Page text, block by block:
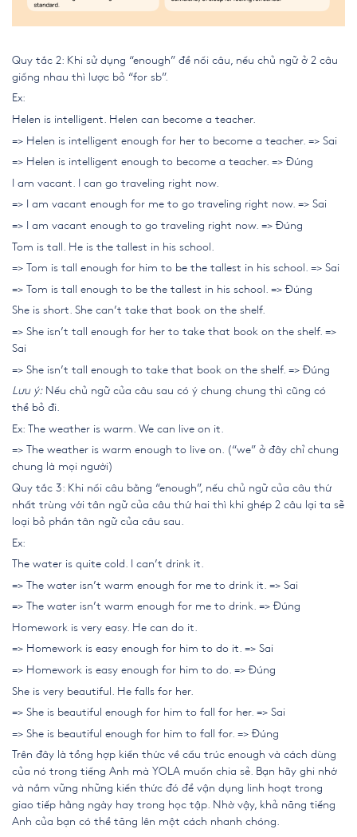
Quy tắc 2: Khi sử dụng “enough” để nối câu, nếu chủ ngữ ở 2 câu
giống nhau thì lược bỏ “for sb”.
Ex:
Helen is intelligent. Helen can become a teacher.
=> Helen is intelligent enough for her to become a teacher. => Sai
=> Helen is intelligent enough to become a teacher. => Đúng
I am vacant. I can go traveling right now.
=> I am vacant enough for me to go traveling right now. => Sai
=> I am vacant enough to go traveling right now. => Đúng
Tom is tall. He is the tallest in his school.
=> Tom is tall enough for him to be the tallest in his school. => Sai
=> Tom is tall enough to be the tallest in his school. => Đúng
She is short. She can’t take that book on the shelf.
=> She isn’t tall enough for her to take that book on the shelf. =>
Sai
=> She isn’t tall enough to take that book on the shelf. => Đúng
Lưu ý:Nếu chủ ngữ của câu sau có ý chung chung thì cũng có
thể bỏ đi.
Ex: The weather is warm. We can live on it.
=> The weather is warm enough to live on. (“we” ở đây chỉ chung
chung là mọi người)
Quy tắc 3: Khi nối câu bằng “enough”, nếu chủ ngữ của câu thứ
nhất trùng với tân ngữ của câu thứ hai thì khi ghép 2 câu lại ta sẽ
loại bỏ phần tân ngữ của câu sau.
Ex:
The water is quite cold. I can’t drink it.
=> The water isn’t warm enough for me to drink it. => Sai
=> The water isn’t warm enough for me to drink. => Đúng
Homework is very easy. He can do it.
=> Homework is easy enough for him to do it. => Sai
=> Homework is easy enough for him to do. => Đúng
She is very beautiful. He falls for her.
=> She is beautiful enough for him to fall for her. => Sai
=> She is beautiful enough for him to fall for. => Đúng
Trên đây là tổng hợp kiến thức về cấu trúc enough và cách dùng
của nó trong tiếng Anh mà YOLA muốn chia sẻ. Bạn hãy ghi nhớ
và nắm vững những kiến thức đó để vận dụng linh hoạt trong
giao tiếp hằng ngày hay trong học tập. Nhờ vậy, khả năng tiếng
Anh của bạn có thể tăng lên một cách nhanh chóng.